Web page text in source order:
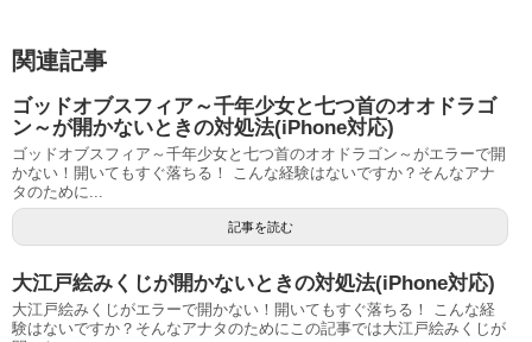
関連記事
ゴッドオブスフィア～千年少女と七つ首のオオドラゴ
ン～が開かないときの対処法(iPhone対応)
ゴッドオブスフィア～千年少女と七つ首のオオドラゴン～がエラーで開
かない！開いてもすぐ落ちる！ こんな経験はないですか？そんなアナ
タのために...
記事を読む
大江戸絵みくじが開かないときの対処法(iPhone対応)
大江戸絵みくじがエラーで開かない！開いてもすぐ落ちる！ こんな経
験はないですか？そんなアナタのためにこの記事では大江戸絵みくじが